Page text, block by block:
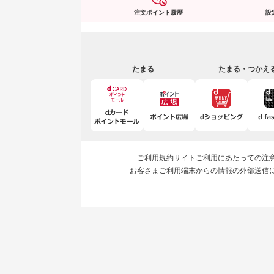
注文ポイント履歴 設
たまる たまる・つかえ
ご利用規約サイトご利用にあたっての注
お客さまご利用端末からの情報の外部送信